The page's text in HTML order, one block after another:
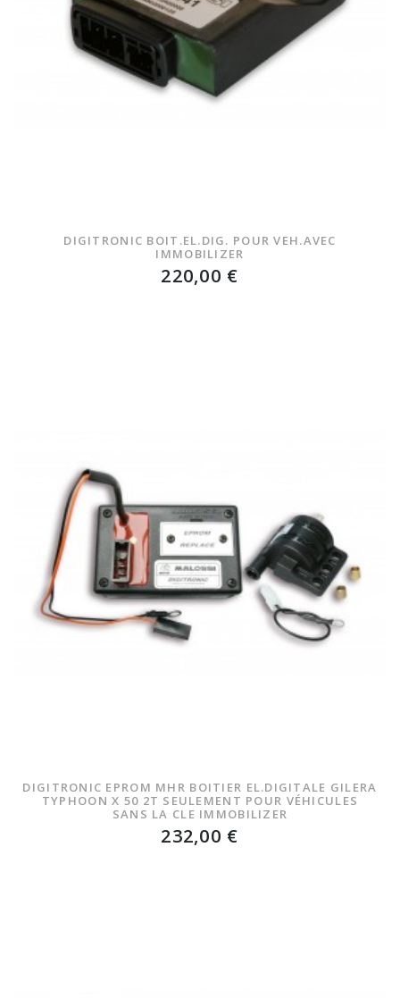
DIGITRONIC BOIT.EL.DIG. POUR VEH.AVEC
IMMOBILIZER
220,00 €
DIGITRONIC EPROM MHR BOITIER EL.DIGITALE GILERA
TYPHOON X 50 2T SEULEMENT POUR VÉHICULES
SANS LA CLE IMMOBILIZER
232,00 €